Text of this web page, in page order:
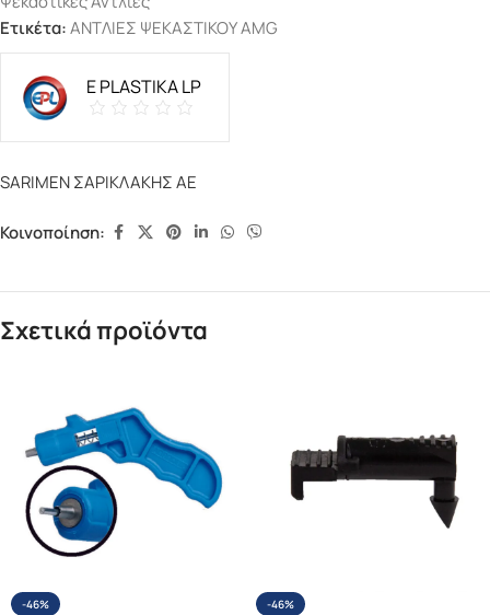
Ετικέτα:ΑΝΤΛΙΕΣ ΨΕΚΑΣΤΙΚΟΥ AMG
E PLASTIKA LP
SARIMEN ΣΑΡΙΚΛΑΚΗΣ ΑΕ
Κοινοποίηση:
Σχετικά προϊόντα
-46% -46%